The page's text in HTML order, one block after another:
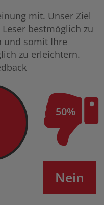
mit. Unser Ziel
bestmöglich zu
und somit Ihre
zu erleichtern.
50%
Nein